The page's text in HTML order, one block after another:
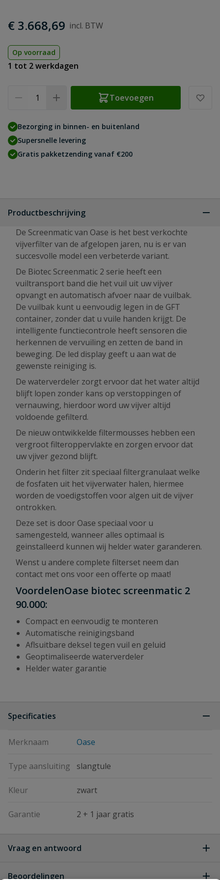
€ 3.668,69
Op voorraad
1 tot 2 werkdagen
Toevoegen
Bezorging in binnen- en buitenland
Supersnelle levering
Gratis pakketzending vanaf €200
Productbeschrijving
De Screenmatic van Oase is het best verkochte
vijverfilter van de afgelopen jaren, nu is er van
succesvolle model een verbeterde variant.
De Biotec Screenmatic 2 serie heeft een
vuiltransport band die het vuil uit uw vijver
opvangt en automatisch afvoer naar de vuilbak.
De vuilbak kunt u eenvoudig legen in de GFT
container, zonder dat u vuile handen krijgt. De
intelligente functiecontrole heeft sensoren die
herkennen de vervuiling en zetten de band in
beweging. De led display geeft u aan wat de
gewenste reiniging is.
De waterverdeler zorgt ervoor dat het water altijd
blijft lopen zonder kans op verstoppingen of
vernauwing, hierdoor word uw vijver altijd
voldoende gefilterd.
De nieuw ontwikkelde filtermousses hebben een
vergroot filteroppervlakte en zorgen ervoor dat
uw vjiver gezond blijft.
Onderin het filter zit speciaal filtergranulaat welke
de fosfaten uit het vijverwater halen, hiermee
worden de voedigstoffen voor algen uit de vijver
ontrokken.
Deze set is door Oase speciaal voor u
samengesteld, wanneer alles optimaal is
geinstalleerd kunnen wij helder water garanderen.
Wenst u andere complete filterset neem dan
contact met ons voor een offerte op maat!
VoordelenOase biotec screenmatic 2
90.000:
Compact en eenvoudig te monteren
Automatische reinigingsband
Aflsuitbare deksel tegen vuil en geluid
Geoptimaliseerde waterverdeler
Helder water garantie
Specificaties
Merknaam Oase
Type aansluiting slangtule
Kleur zwart
Garantie 2 + 1 jaar gratis
Vraag en antwoord
Beoordelingen